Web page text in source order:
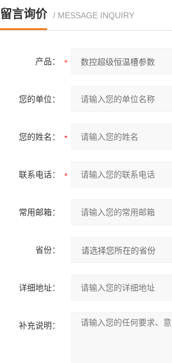
留言询价 / MESSAGE INQUIRY
产品：
您的单位：
您的姓名：
联系电话：
常用邮箱：
省份：
详细地址：
补充说明：